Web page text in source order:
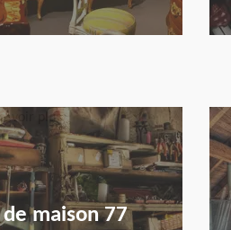
maison 77
plus